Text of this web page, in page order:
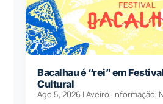
Bacalhau é “rei” em
Cultural
Ago 5, 2026 |Aveiro, Informação,